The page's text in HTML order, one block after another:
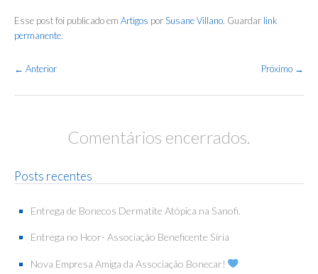
Esse post foi publicado em Artigos porSusane Villano. Guardar link
permanente.
Navegação
← Anterior Próximo →
Comentários encerrados.
Posts recentes
Entrega de Bonecos Dermatite Atópica na Sanofi.
Entrega no Hcor- Associação Beneficente Síria
Nova Empresa Amiga da Associação Bonecar!